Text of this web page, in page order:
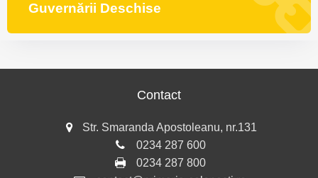
Guvernării Deschise
Contact
Str. Smaranda Apostoleanu, nr.131
0234 287 600
0234 287 800